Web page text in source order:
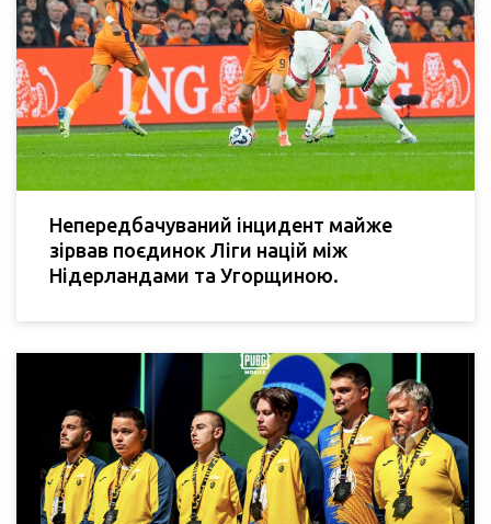
Непередбачуваний інцидент майже
зірвав поєдинок Ліги націй між
Нідерландами та Угорщиною.